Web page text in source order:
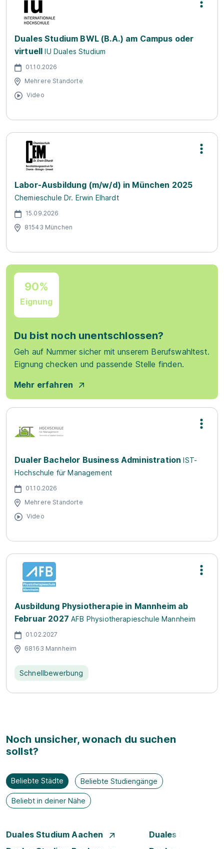
Duales Studium BWL (B.A.) am Campus oder
virtuell IU Duales Studium
01.10.2026
Mehrere Standorte
Video
Labor-Ausbildung (m/w/d) in München 2025
Chemieschule Dr. Erwin Elhardt
15.09.2026
81543 München
90%
Eignung
Du bist noch unentschlossen?
Geh auf Nummer sicher mit unserem Berufswahltest.
Eignung checken und passende Stelle finden.
Mehr erfahren
Dualer Bachelor Business Administration IST-
Hochschule für Management
01.10.2026
Mehrere Standorte
Video
Ausbildung Physiotherapie in Mannheim ab
Februar 2027 AFB Physiotherapieschule Mannheim
01.02.2027
68163 Mannheim
Schnellbewerbung
Noch unsicher, wonach du suchen
sollst?
Beliebte Städte Beliebte Studiengänge
Beliebt in deiner Nähe
Duales Studium Aachen
Duales Studium